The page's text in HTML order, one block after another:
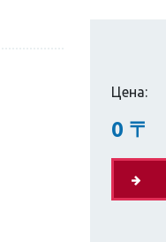
Цена:
0 〒